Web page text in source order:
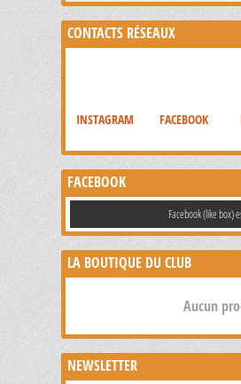
CONTACTS RÉSEAUX
INSTAGRAM FACEBOOK
FACEBOOK
Facebook (like box)
LA BOUTIQUE DU CLUB
Aucun
NEWSLETTER